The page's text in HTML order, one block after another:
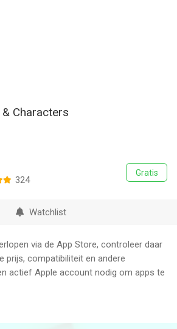
Characters
Gratis
324
Watchlist
via de App Store, controleer daar
prijs, compatibiliteit en andere
actief Apple account nodig om apps te